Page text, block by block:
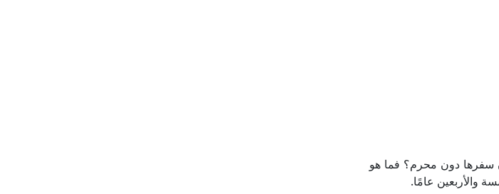
سفرها دون محرم؟ فما هو
والأربعين عامًا.